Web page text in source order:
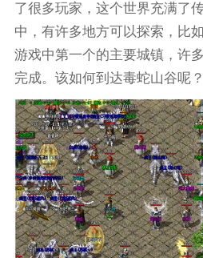
了很多玩家，这个世界充满了
中，有许多地方可以探索，比
游戏中第一个的主要城镇，许
完成。该如何到达毒蛇山谷呢？